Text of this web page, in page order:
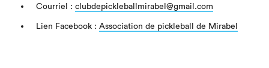
Courriel : clubdepickleballmirabel@gmail.com
Lien Facebook : Association de pickleball de Mirabel